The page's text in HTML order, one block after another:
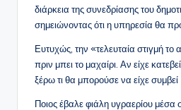
διάρκεια της συνεδρίασης του
σημειώνοντας ότι η υπηρεσία θα
Ευτυχώς, την «τελευταία στιγμή
πριν μπει το μαχαίρι. Αν είχε
ξέρω τι θα μπορούσε να είχε συμβεί
Ποιος έβαλε φιάλη υγραερίου μέσα